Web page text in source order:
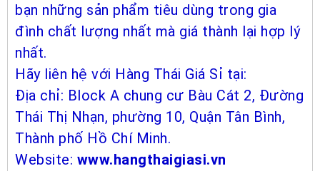
bạn những sản phẩm tiêu dùng trong gia
đình chất lượng nhất mà giá thành lại hợp lý
nhất.
Hãy liên hệ với Hàng Thái Giá Sỉ tại:
Địa chỉ: Block A chung cư Bàu Cát 2, Đường
Thái Thị Nhạn, phường 10, Quận Tân Bình,
Thành phố Hồ Chí Minh.
Website: www.hangthaigiasi.vn